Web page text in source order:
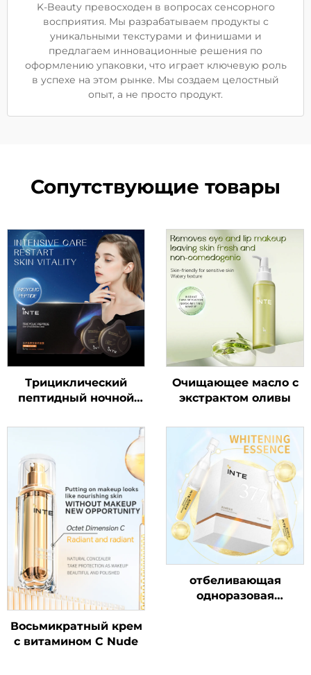
K-Beauty превосходен в вопросах сенсорного
восприятия. Мы разрабатываем продукты с
уникальными текстурами и финишами и
предлагаем инновационные решения по
оформлению упаковки, что играет ключевую роль
в успехе на этом рынке. Мы создаем целостный
опыт, а не просто продукт.
Сопутствующие товары
Трициклический
пептидный ночной
Очищающее масло с
экстрактом оливы
Восьмикратный крем
с витамином C Nude
отбеливающая
одноразовая